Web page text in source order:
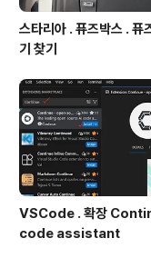
스타리아 . 퓨즈박스 . 퓨
기 찾기
VSCode . 확장
code assistant